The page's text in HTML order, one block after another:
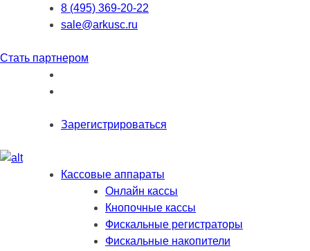
8 (495) 369-20-22
sale@arkusc.ru
Стать партнером
Зарегистрироваться
Кассовые аппараты
Онлайн кассы
Кнопочные кассы
Фискальные регистраторы
Фискальные накопители